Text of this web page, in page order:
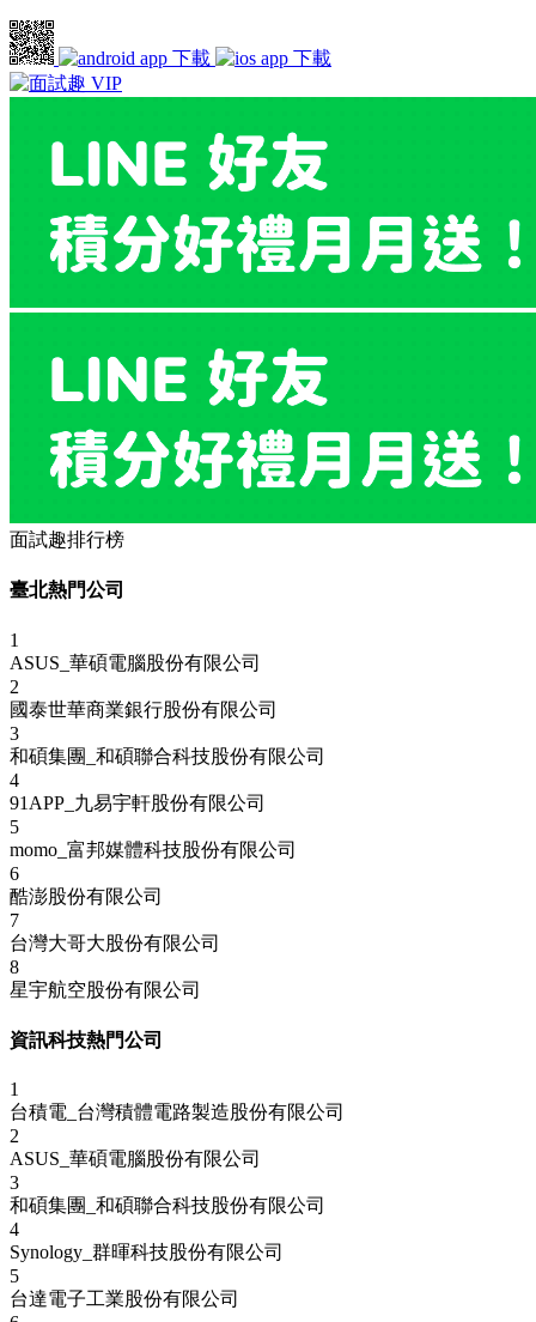
面試趣排行榜
臺北熱門公司
1
ASUS_華碩電腦股份有限公司
2
國泰世華商業銀行股份有限公司
3
和碩集團_和碩聯合科技股份有限公司
4
91APP_九易宇軒股份有限公司
5
momo_富邦媒體科技股份有限公司
6
酷澎股份有限公司
7
台灣大哥大股份有限公司
8
星宇航空股份有限公司
資訊科技熱門公司
1
台積電_台灣積體電路製造股份有限公司
2
ASUS_華碩電腦股份有限公司
3
和碩集團_和碩聯合科技股份有限公司
4
Synology_群暉科技股份有限公司
5
台達電子工業股份有限公司